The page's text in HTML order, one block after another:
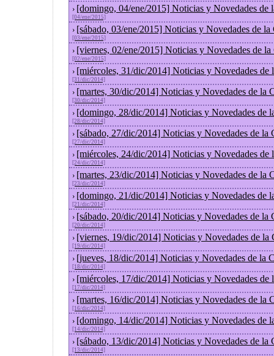
› [domingo, 04/ene/2015] Noticias y Novedades de
[04/ene/2015]
› [sábado, 03/ene/2015] Noticias y Novedades de la
[03/ene/2015]
› [viernes, 02/ene/2015] Noticias y Novedades de
[02/ene/2015]
› [miércoles, 31/dic/2014] Noticias y Novedades de
[31/dic/2014]
› [martes, 30/dic/2014] Noticias y Novedades de la
[30/dic/2014]
› [domingo, 28/dic/2014] Noticias y Novedades de
[28/dic/2014]
› [sábado, 27/dic/2014] Noticias y Novedades de la
[27/dic/2014]
› [miércoles, 24/dic/2014] Noticias y Novedades de
[24/dic/2014]
› [martes, 23/dic/2014] Noticias y Novedades de la
[23/dic/2014]
› [domingo, 21/dic/2014] Noticias y Novedades de
[21/dic/2014]
› [sábado, 20/dic/2014] Noticias y Novedades de la
[20/dic/2014]
› [viernes, 19/dic/2014] Noticias y Novedades de la
[19/dic/2014]
› [jueves, 18/dic/2014] Noticias y Novedades de la
[18/dic/2014]
› [miércoles, 17/dic/2014] Noticias y Novedades de
[17/dic/2014]
› [martes, 16/dic/2014] Noticias y Novedades de la
[16/dic/2014]
› [domingo, 14/dic/2014] Noticias y Novedades de
[14/dic/2014]
› [sábado, 13/dic/2014] Noticias y Novedades de la
[13/dic/2014]